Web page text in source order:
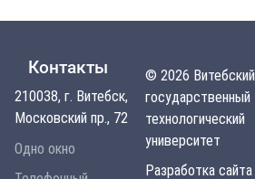
Контакты
210038, г. Витебск,
Московский пр., 72
Одно окно
© 2026 Витебский
государственный
технологический
университет
Разработка сайта